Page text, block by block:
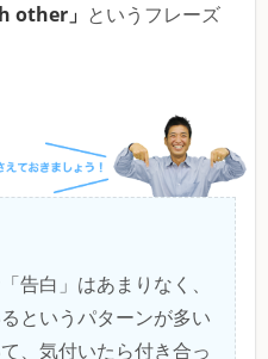
other」
というフレーズ
告白」はあまりなく、
というパターンが多い
、気付いたら付き合っ